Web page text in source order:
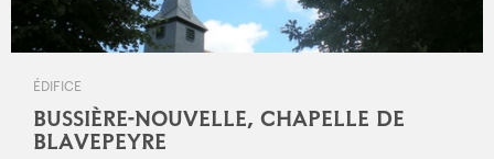
ÉDIFICE
BUSSIÈRE-NOUVELLE, CHAPELLE DE
BLAVEPEYRE